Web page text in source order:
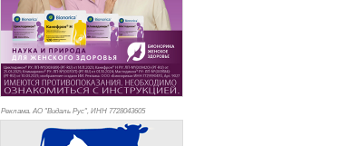
Реклама. АО "Видаль Рус", ИНН 7728043605